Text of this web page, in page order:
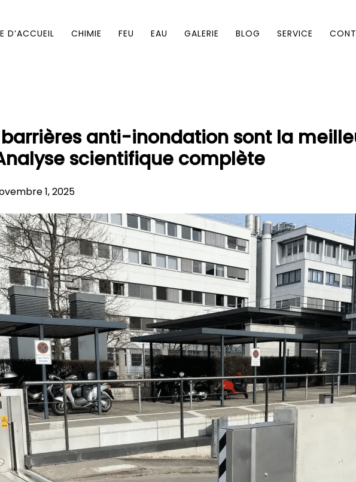
D’ACCUEIL CHIMIE FEU EAU GALERIE BLOG SERVICE
anti-inondation sont la
scientifique complète
1, 2025